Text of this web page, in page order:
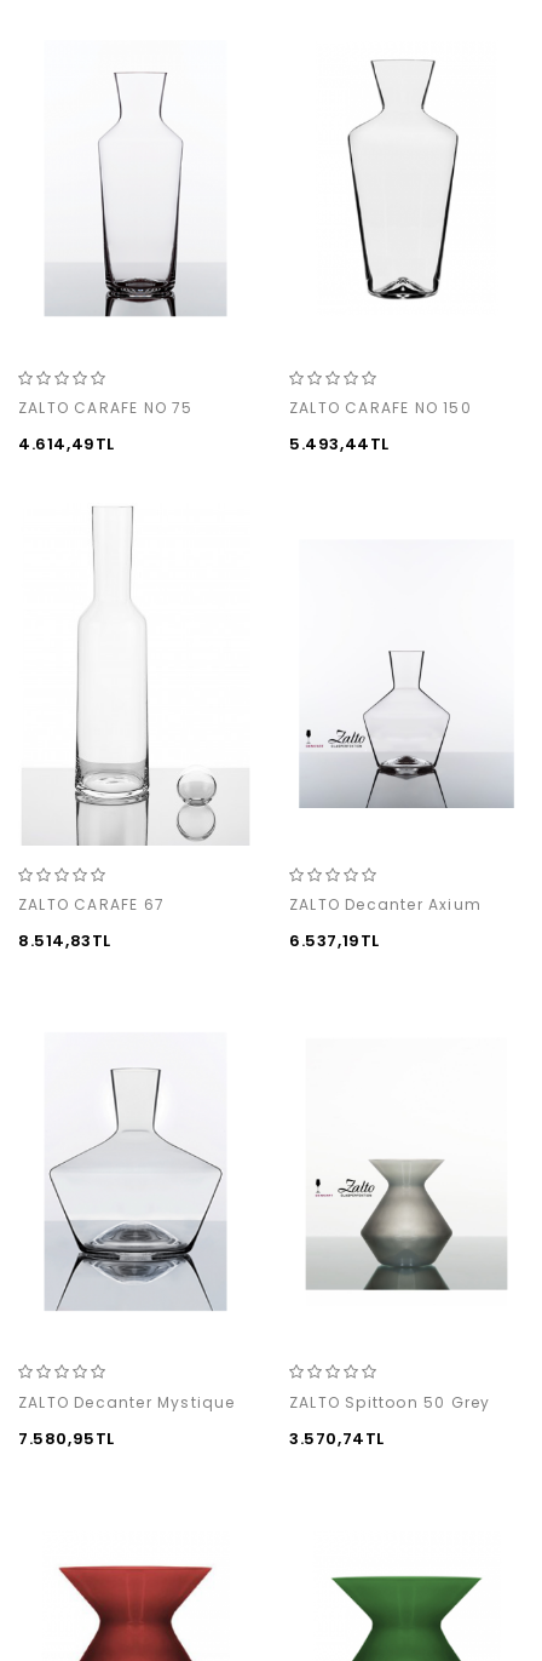
ZALTO CARAFE NO 75
4.614,49TL
ZALTO CARAFE NO 150
5.493,44TL
ZALTO CARAFE 67
8.514,83TL
ZALTO Decanter Axium
6.537,19TL
ZALTO Decanter Mystique
7.580,95TL
ZALTO Spittoon 50 Grey
3.570,74TL